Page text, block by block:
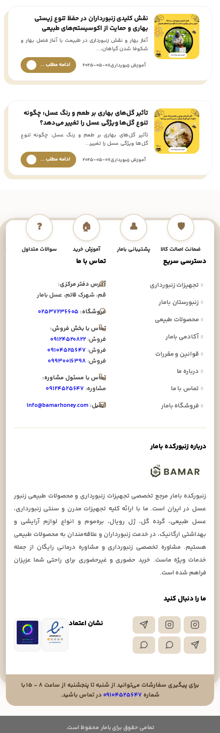
نقش کلیدی زنبورداران در حفظ تنوع زیستی
بهاری و حمایت از اکوسیستم‌های طبیعی
آغاز بهار و نقش زنبورداری در طبیعت با آغاز فصل بهار و
شکوفا شدن گیاهان،...
آموزش زنبورداری2025-05-08 ادامه مطلب ...
تأثیر گل‌های بهاری بر طعم و رنگ عسل: چگونه
تنوع گل‌ها ویژگی‌ عسل را تغییر می‌دهد؟
تأثیر گل‌های بهاری بر طعم و رنگ عسل: چگونه تنوع
گل‌ها ویژگی‌ عسل را تغییر...
آموزش زنبورداری2025-05-07 ادامه مطلب ...
🛡️
ضمانت اصالت کالا
👤
پشتیبانی بامار
🏠
آموزش خرید
❓
سوالات متداول
ما را دنبال کنید
نشان اعتماد
دسترسی سریع
»تجهیزات زنبورداری
»زنبورستان بامار
»محصولات طبیعی
»آکادمی بامار
»قوانین و مقررات
»درباره ما
»تماس با ما
»فروشگاه بامار
تماس با ما
آدرس دفتر مرکزی:
قم، شهرک قائم، عسل بامار
فروشگاه: ۰۲۵۳۷۲۳۶۶۰۵
تماس با بخش فروش:
فروش: ۰۹۱۲۴۵۲۰۸۲۲
فروش: ۰۹۱۰۴۵۲۵۶۴۷
فروش: ۰۹۹۳۰۰۱۶۳۹۸
تماس با مسئول مشاوره:
مشاوره: ۰۹۱۲۴۵۲۵۶۴۷
ایمیل: info@bamarhoney.com
درباره زنبورکده بامار
زنبورکده بامار مرجع تخصصی تجهیزات زنبورداری و محصولات طبیعی زنبور
عسل در ایران است. ما با ارائه کلیه تجهیزات مدرن و سنتی زنبورداری،
عسل طبیعی، گرده گل، ژل رویال، بره‌موم و انواع لوازم آرایشی و
بهداشتی ارگانیک، در خدمت زنبورداران و علاقه‌مندان به محصولات طبیعی
هستیم. مشاوره تخصصی زنبورداری و مشاوره درمانی رایگان از جمله
خدمات ویژه ماست. خرید حضوری و غیرحضوری برای راحتی شما عزیزان
فراهم شده است.
برای پیگیری سفارشات می‌توانید از شنبه تا پنجشنبه از ساعت ۸ - ۱۵ با
شماره ۰۹۱۰۴۵۲۵۶۴۷در تماس باشید.
تمامی حقوق برای بامار محفوظ است.